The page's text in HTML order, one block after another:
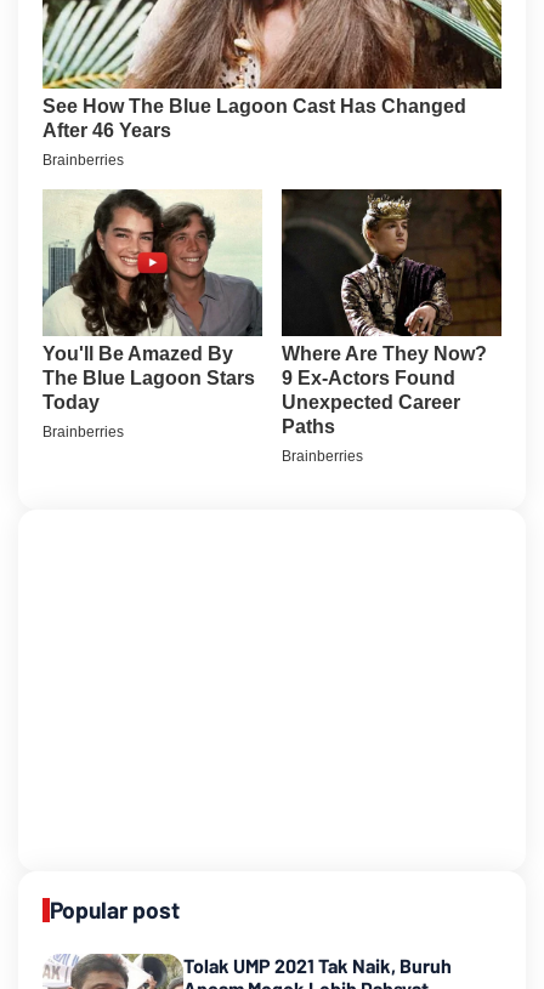
Popular post
Tolak UMP 2021 Tak Naik, Buruh